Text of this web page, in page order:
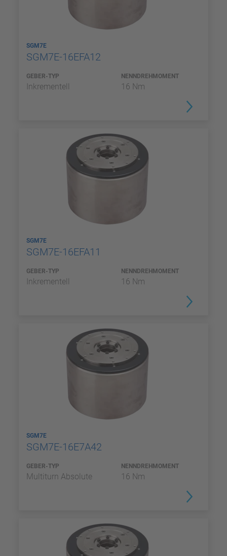
SGM7E
SGM7E-16EFA12
GEBER-TYP
Inkrementell
NENNDREHMOMENT
16 Nm
SGM7E
SGM7E-16EFA11
GEBER-TYP
Inkrementell
NENNDREHMOMENT
16 Nm
SGM7E
SGM7E-16E7A42
GEBER-TYP
Multiturn Absolute
NENNDREHMOMENT
16 Nm